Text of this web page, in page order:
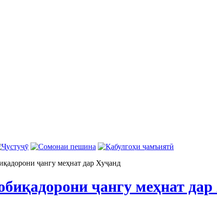
ҷангу меҳнат дар Хуҷанд
ҷангу меҳнат